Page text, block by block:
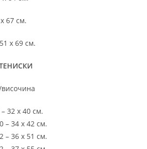
67 см.
х 69 см.
32 х 40 см.
– 34 х 42 см.
– 36 х 51 см.